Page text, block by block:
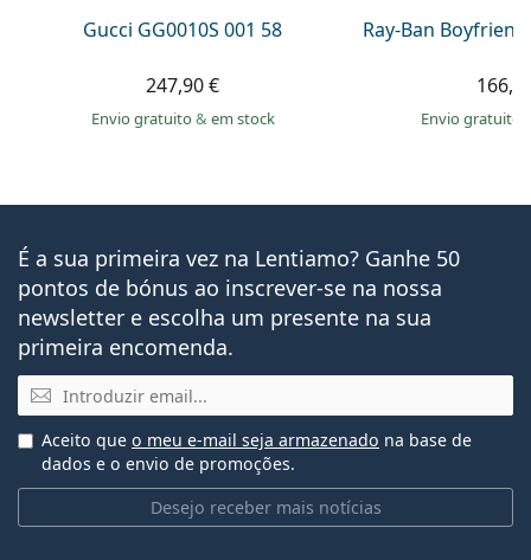
Gucci GG0010S 001 58
247,90 €
Envio gratuito& em stock
Ray-Ban
Envio gratuito
É a sua primeira vez na Lentiamo? Ganhe 50
pontos de bónus ao inscrever-se na nossa
newsletter e escolha um presente na sua
primeira encomenda.
Email
Desejo receber mais notícias
Aceito que o meu e-mail seja armazenado na base de
dados e o envio de promoções.